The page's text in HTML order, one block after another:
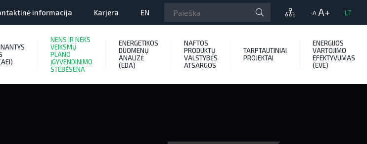
informacija Karjera EN -A A+ LT
NENS IR NEKS
VEIKSMŲ
PLANO
ĮGYVENDINIMO
STEBĖSENA
ENERGETIKOS
DUOMENŲ
ANALIZĖ
(EDA)
NAFTOS
PRODUKTŲ
VALSTYBĖS
ATSARGOS
TARPTAUTINIAI
PROJEKTAI
ENERGIJOS
VARTOJIMO
EFEKTYVUMAS
(EVE)